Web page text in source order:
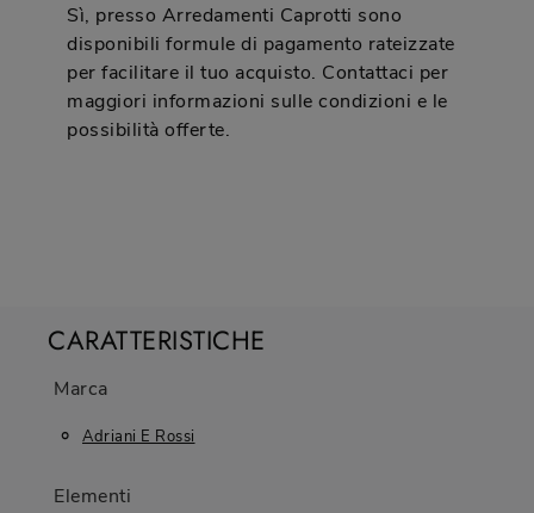
Sì, presso Arredamenti Caprotti sono
disponibili formule di pagamento rateizzate
per facilitare il tuo acquisto. Contattaci per
maggiori informazioni sulle condizioni e le
possibilità offerte.
CARATTERISTICHE
Marca
Adriani E Rossi
Elementi